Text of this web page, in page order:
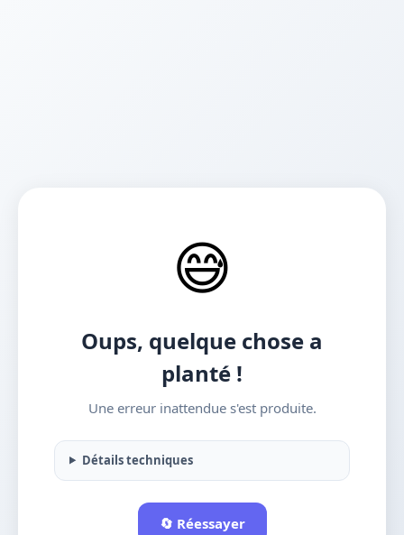
😅
Oups, quelque chose a
planté !
Une erreur inattendue s'est produite.
Détails techniques
🔄 Réessayer